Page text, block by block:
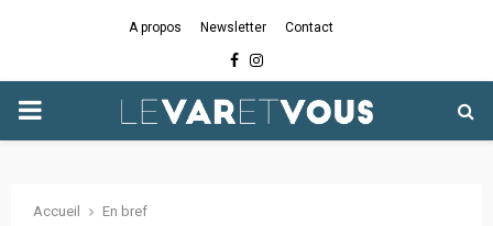
A propos Newsletter Contact
Facebook
Instagram
PRIMARY
Accueil
En bref